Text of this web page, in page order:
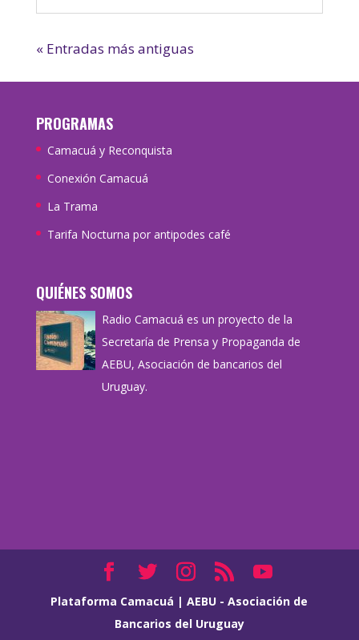
« Entradas más antiguas
PROGRAMAS
Camacuá y Reconquista
Conexión Camacuá
La Trama
Tarifa Nocturna por antipodes café
QUIÉNES SOMOS
Radio Camacuá es un proyecto de la
Secretaría de Prensa y Propaganda de
AEBU, Asociación de bancarios del
Uruguay.
Plataforma Camacuá |AEBU - Asociación de
Bancarios del Uruguay